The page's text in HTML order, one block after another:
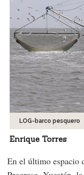
LOG-barco pesquero
Enrique Torres
En el último espacio